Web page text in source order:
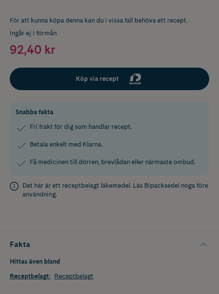
För att kunna köpa denna kan du i vissa fall behöva ett recept.
Ingår ej i förmån
92,40 kr
Köp via recept
Snabba fakta
Fri frakt för dig som handlar recept.
Betala enkelt med Klarna.
Få medicinen till dörren, brevlådan eller närmaste ombud.
Det här är ett receptbelagt läkemedel. Läs Bipacksedel noga före
användning.
Fakta
Hittas även bland
Receptbelagt: Receptbelagt